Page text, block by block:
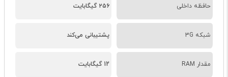
حافظه داخلی ۲۵۶ گیگابایت
شبکه 3G پشتیبانی می‌کند
مقدار RAM 12 گیگابایت